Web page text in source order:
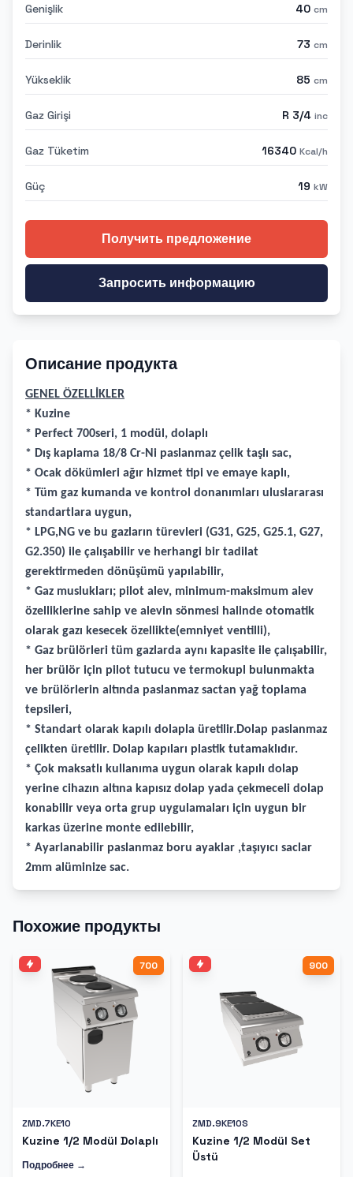
Genişlik 40 cm
Derinlik 73 cm
Yükseklik 85 cm
Gaz Girişi R 3/4 inc
Gaz Tüketim 16340 Kcal/h
Güç 19 kW
Получить предложение
Запросить информацию
Описание продукта
GENEL ÖZELLİKLER
* Kuzine
* Perfect 700seri, 1 modül, dolaplı
* Dış kaplama 18/8 Cr-Ni paslanmaz çelik taşlı sac,
* Ocak dökümleri ağır hizmet tipi ve emaye kaplı,
* Tüm gaz kumanda ve kontrol donanımları uluslararası
standartlara uygun,
* LPG,NG ve bu gazların türevleri (G31, G25, G25.1, G27,
G2.350) ile çalışabilir ve herhangi bir tadilat
gerektirmeden dönüşümü yapılabilir,
* Gaz muslukları; pilot alev, minimum-maksimum alev
özelliklerine sahip ve alevin sönmesi halinde otomatik
olarak gazı kesecek özellikte(emniyet ventilli),
* Gaz brülörleri tüm gazlarda aynı kapasite ile çalışabilir,
her brülör için pilot tutucu ve termokupl bulunmakta
ve brülörlerin altında paslanmaz sactan yağ toplama
tepsileri,
* Standart olarak kapılı dolapla üretilir.Dolap paslanmaz
çelikten üretilir. Dolap kapıları plastik tutamaklıdır.
* Çok maksatlı kullanıma uygun olarak kapılı dolap
yerine cihazın altına kapısız dolap yada çekmeceli dolap
konabilir veya orta grup uygulamaları için uygun bir
karkas üzerine monte edilebilir,
* Ayarlanabilir paslanmaz boru ayaklar ,taşıyıcı saclar
2mm alüminize sac.
Похожие продукты
700
ZMD.7KE10
Kuzine 1/2 Modül Dolaplı
Подробнее →
900
ZMD.9KE10S
Kuzine 1/2 Modül Set
Üstü